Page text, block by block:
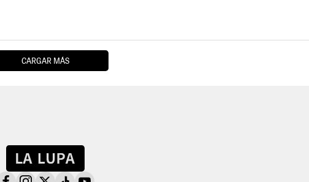
CARGAR MÁS